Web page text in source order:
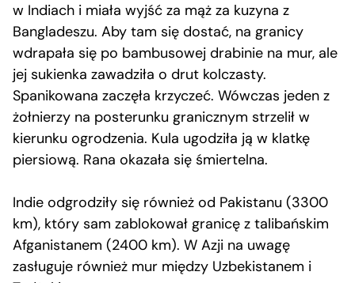
w Indiach i miała wyjść za mąż za kuzyna z
Bangladeszu. Aby tam się dostać, na granicy
wdrapała się po bambusowej drabinie na mur, ale
jej sukienka zawadziła o drut kolczasty.
Spanikowana zaczęła krzyczeć. Wówczas jeden z
żołnierzy na posterunku granicznym strzelił w
kierunku ogrodzenia. Kula ugodziła ją w klatkę
piersiową. Rana okazała się śmiertelna.
Indie odgrodziły się również od Pakistanu (3300
km), który sam zablokował granicę z talibańskim
Afganistanem (2400 km). W Azji na uwagę
zasługuje również mur między Uzbekistanem i